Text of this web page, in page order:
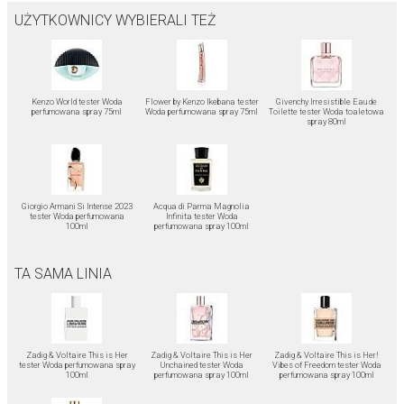
UŻYTKOWNICY WYBIERALI TEŻ
Kenzo World tester Woda
perfumowana spray 75ml
Flower by Kenzo Ikebana tester
Woda perfumowana spray 75ml
Givenchy Irresistible Eau de
Toilette tester Woda toaletowa
spray 80ml
Giorgio Armani Si Intense 2023
tester Woda perfumowana
100ml
Acqua di Parma Magnolia
Infinita tester Woda
perfumowana spray 100ml
TA SAMA LINIA
Zadig & Voltaire This is Her
tester Woda perfumowana spray
100ml
Zadig & Voltaire This is Her
Unchained tester Woda
perfumowana spray 100ml
Zadig & Voltaire This is Her!
Vibes of Freedom tester Woda
perfumowana spray 100ml